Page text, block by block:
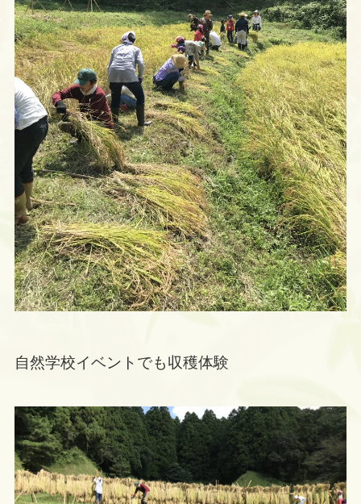
自然学校イベントでも収穫体験